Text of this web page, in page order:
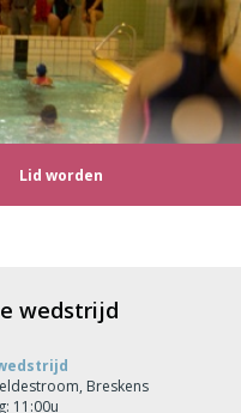
Lid worden
wedstrijd
Breskens
11:00u